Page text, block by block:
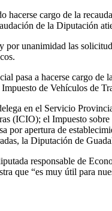
hacerse cargo de la
de la Diputación
unanimidad las
pasa a hacerse cargo
de Vehículos de
en el Servicio
(ICIO); el Impuesto
por apertura de
la Diputación de
responsable de
que “es muy útil para